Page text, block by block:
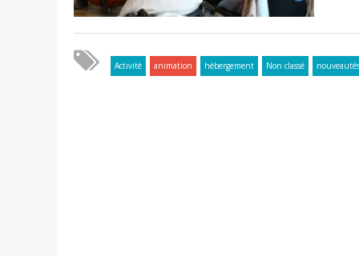
Activité animation hébergement Non classé nouveautés